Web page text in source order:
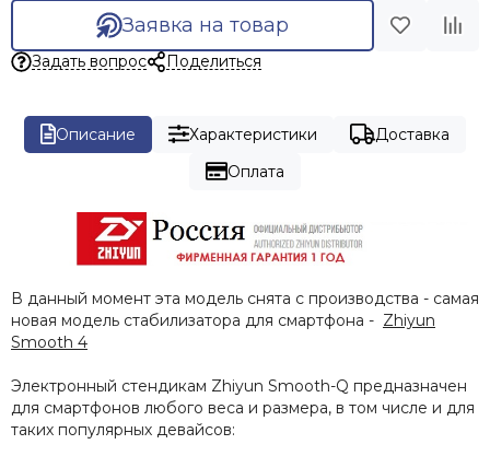
Заявка на товар
Задать вопрос Поделиться
Описание Характеристики
Доставка
Оплата
В данный момент эта модель снята с производства - самая
новая модель стабилизатора для смартфона - Zhiyun
Smooth 4
Электронный стендикам Zhiyun Smooth-Q предназначен
для смартфонов любого веса и размера, в том числе и для
таких популярных девайсов: